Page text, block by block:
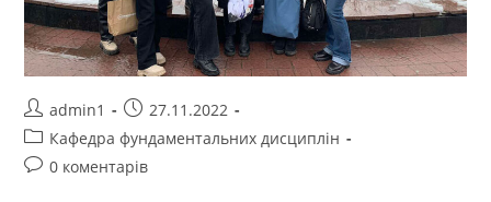
admin1
27.11.2022
Кафедра фундаментальних дисциплін
0 коментарів